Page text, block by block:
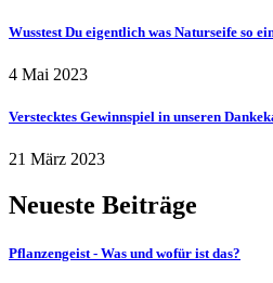
Wusstest Du eigentlich was Naturseife so
4 Mai 2023
Verstecktes Gewinnspiel in unseren
21 März 2023
Neueste Beiträge
Pflanzengeist - Was und wofür ist das?